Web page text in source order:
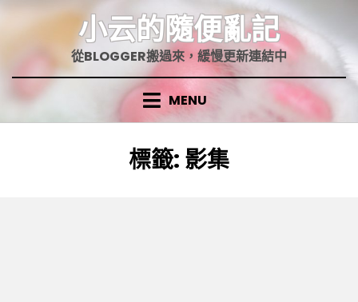
小云的隨便亂記
從BLOGGER搬過來，緩慢更新連結中
MENU
標籤: 影集